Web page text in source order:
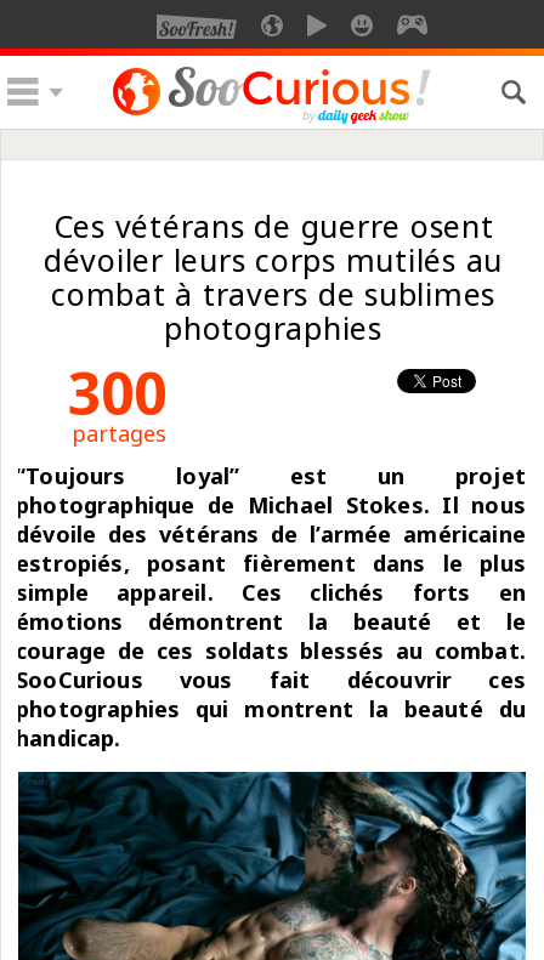
Ces vétérans de guerre osent
dévoiler leurs corps mutilés au
combat à travers de sublimes
photographies
300
partages
“Toujours loyal” est un projet
photographique de Michael Stokes. Il nous
dévoile des vétérans de l’armée américaine
estropiés, posant fièrement dans le plus
simple appareil. Ces clichés forts en
émotions démontrent la beauté et le
courage de ces soldats blessés au combat.
SooCurious vous fait découvrir ces
photographies qui montrent la beauté du
handicap.